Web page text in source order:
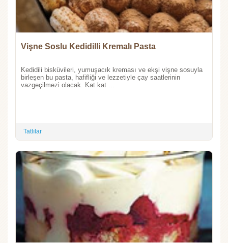
Vişne Soslu Kedidilli Kremalı Pasta
Kedidili bisküvileri, yumuşacık kreması ve ekşi vişne sosuyla
birleşen bu pasta, hafifliği ve lezzetiyle çay saatlerinin
vazgeçilmezi olacak. Kat kat ...
Tatlılar